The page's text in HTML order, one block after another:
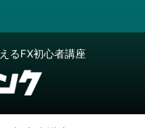
るFX初心者講座